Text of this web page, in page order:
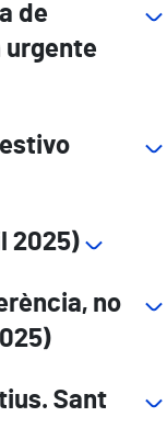
de
urgente
2025)
no
Sant